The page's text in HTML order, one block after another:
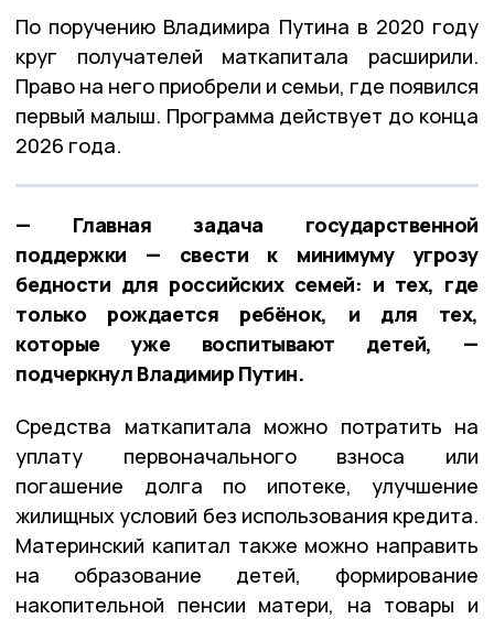
По поручению Владимира Путина в 2020 году
круг получателей маткапитала расширили.
Право на него приобрели и семьи, где появился
первый малыш. Программа действует до конца
2026 года.
— Главная задача государственной
поддержки — свести к минимуму угрозу
бедности для российских семей: и тех, где
только рождается ребёнок, и для тех,
которые уже воспитывают детей, —
подчеркнул Владимир Путин.
Средства маткапитала можно потратить на
уплату первоначального взноса или
погашение долга по ипотеке, улучшение
жилищных условий без использования кредита.
Материнский капитал также можно направить
на образование детей, формирование
накопительной пенсии матери, на товары и